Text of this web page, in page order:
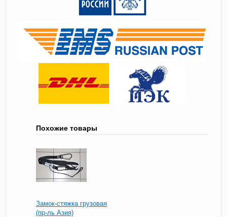
Похожие товары
Замок-стяжка грузовая
(пр-ль Азия)